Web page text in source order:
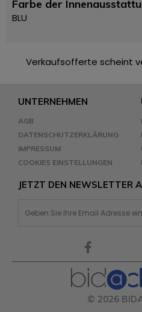
Farbe der
BLU
Verkaufsofferte scheint
UNTERNEHMEN
AGB
DATENSCHUTZERKLÄRUNG
IMPRESSUM
COOKIES EINSTELLUNGEN
JETZT DEN NEWSLETTER
© 2026